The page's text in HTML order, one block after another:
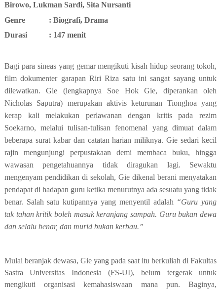
Birowo, Lukman Sardi, Sita Nursanti
Genre
: Biografi, Drama
Durasi
: 147 menit
Bagi para sineas yang gemar mengikuti kisah hidup seorang tokoh,
film dokumenter garapan Riri Riza satu ini sangat sayang untuk
dilewatkan. Gie (lengkapnya Soe Hok Gie, diperankan oleh
Nicholas Saputra) merupakan aktivis keturunan Tionghoa yang
kerap kali melakukan perlawanan dengan kritis pada rezim
Soekarno, melalui tulisan-tulisan fenomenal yang dimuat dalam
beberapa surat kabar dan catatan harian miliknya. Gie sedari kecil
rajin mengunjungi perpustakaan demi membaca buku, hingga
wawasan pengetahuannya tidak diragukan lagi. Sewaktu
mengenyam pendidikan di sekolah, Gie dikenal berani menyatakan
pendapat di hadapan guru ketika menurutnya ada sesuatu yang tidak
benar. Salah satu kutipannya yang menyentil adalah “Guru yang
tak tahan kritik boleh masuk keranjang sampah. Guru bukan dewa
dan selalu benar, dan murid bukan kerbau.”
Mulai beranjak dewasa, Gie yang pada saat itu berkuliah di Fakultas
Sastra Universitas Indonesia (FS-UI), belum tergerak untuk
mengikuti organisasi kemahasiswaan mana pun. Baginya,